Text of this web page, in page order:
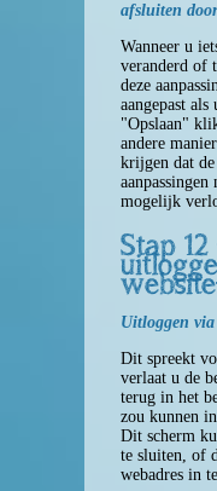
afsluiten
Wanneer u
veranderd of
deze
aangepast als
"Opslaan"
andere
krijgen dat
mogelijk
Stap
Uitloggen
Dit spreekt
verlaat u de
terug in het
zou kunnen
Dit scherm
te sluiten, of
webadres in